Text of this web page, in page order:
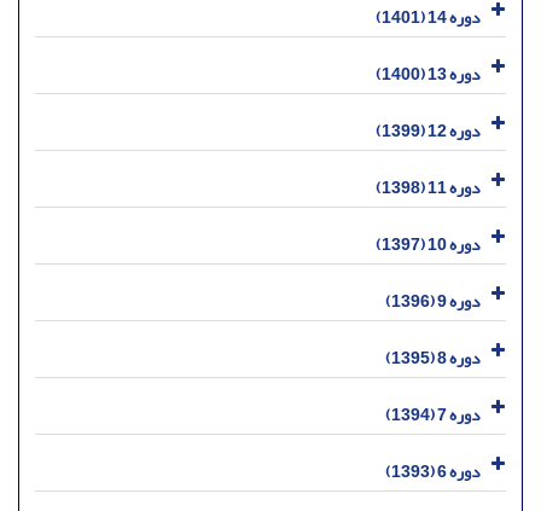
دوره 14 (1401)
دوره 13 (1400)
دوره 12 (1399)
دوره 11 (1398)
دوره 10 (1397)
دوره 9 (1396)
دوره 8 (1395)
دوره 7 (1394)
دوره 6 (1393)